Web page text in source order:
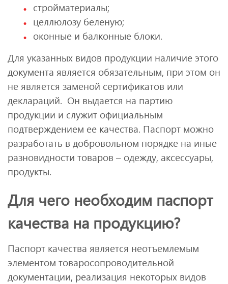
стройматериалы;
целлюлозу беленую;
оконные и балконные блоки.
Для указанных видов продукции наличие этого
документа является обязательным, при этом он
не является заменой сертификатов или
деклараций. Он выдается на партию
продукции и служит официальным
подтверждением ее качества. Паспорт можно
разработать в добровольном порядке на иные
разновидности товаров – одежду, аксессуары,
продукты.
Для чего необходим паспорт
качества на продукцию?
Паспорт качества является неотъемлемым
элементом товаросопроводительной
документации, реализация некоторых видов